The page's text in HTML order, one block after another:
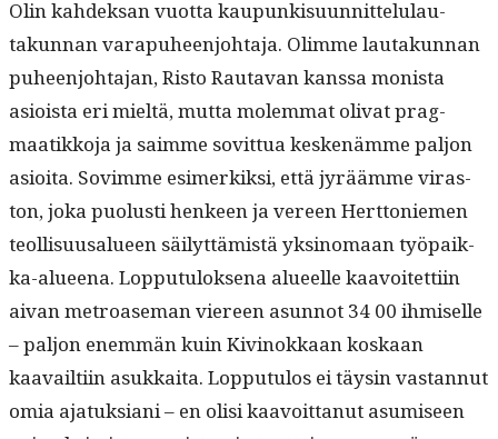
Olin kahdek­san vuot­ta kaupunkisu­un­nit­telu­lau­
takun­nan vara­puheen­jo­hta­ja. Olimme lau­takun­nan
puheen­jo­hta­jan, Ris­to Rauta­van kanssa monista
asioista eri mieltä, mut­ta molem­mat oli­vat prag­
maatikko­ja ja saimme sovit­tua keskenämme paljon
asioi­ta. Sovimme esimerkik­si, että jyräämme viras­
ton, joka puo­lusti hen­keen ja vereen Hert­toniemen
teol­lisu­usalueen säi­lyt­tämistä yksi­no­maan työ­paik­
ka-alueena. Lop­putu­lok­se­na alueelle kaavoitet­ti­in
aivan metroase­man viereen asun­not 34 00 ihmiselle
– paljon enem­män kuin Kivi­nokkaan koskaan
kaavailti­in asukkai­ta. Lop­putu­los ei täysin vas­tan­nut
omia ajatuk­siani – en olisi kaavoit­tanut asumiseen